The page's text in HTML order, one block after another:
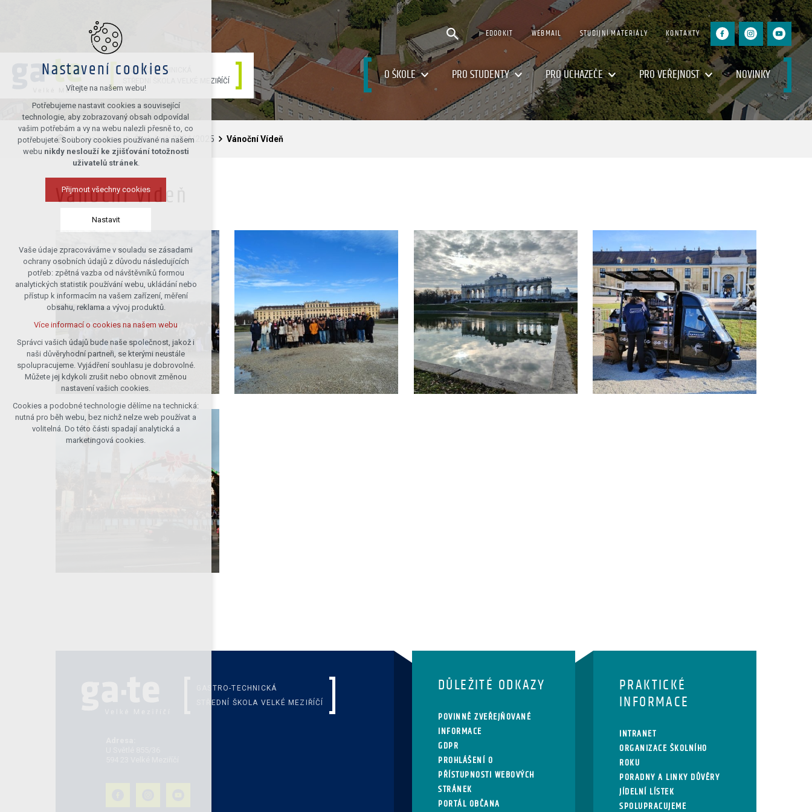
GASTRO-TECHNICKÁ
STŘEDNÍ ŠKOLA VELKÉ MEZIŘÍČÍ
EDOOKIT WEBMAIL STUDIJNÍ MATERIÁLY KONTAKTY
O ŠKOLE PRO STUDENTY PRO UCHAZEČE PRO VEŘEJNOST NOVINKY
Fotogalerie Školní rok 2024/2025 Vánoční Vídeň
Vánoční Vídeň
GASTRO-TECHNICKÁ
STŘEDNÍ ŠKOLA VELKÉ MEZIŘÍČÍ
DŮLEŽITÉ ODKAZY
POVINNĚ ZVEŘEJŇOVANÉ
INFORMACE
GDPR
PROHLÁŠENÍ O
PŘÍSTUPNOSTI WEBOVÝCH
STRÁNEK
PORTÁL OBČANA
PRAKTICKÉ
INFORMACE
INTRANET
ORGANIZACE ŠKOLNÍHO
ROKU
PORADNY A LINKY DŮVĚRY
JÍDELNÍ LÍSTEK
SPOLUPRACUJEME
Nastavení cookies
Vítejte na našem webu!
Potřebujeme nastavit cookies a související
technologie, aby zobrazovaný obsah odpovídal
vašim potřebám a vy na webu nalezli přesně to, co
potřebujete. Soubory cookies používané na našem
webu nikdy neslouží ke zjišťování totožnosti
uživatelů stránek.
Přijmout všechny cookies
Nastavit
Technická cookies
nutná pro provozování webu
udržení kontextu stránek (session):
případná přihlášení, volby jazyka, apod.
Volitelná cookies
analytická pro anonymizované
vyhodnocení návštěvnosti
marketingová cookies (Google)
Více informací o cookies na našem webu
Přijmout všechny cookies
Odmítnout vše
Vaše údaje zpracováváme v souladu se zásadami
ochrany osobních údajů z důvodu následujících
potřeb: zpětná vazba od návštěvníků formou
analytických statistik používání webu, ukládání nebo
přístup k informacím na vašem zařízení, měření
obsahu, reklama a vývoj produktů.
Více informací o cookies na našem webu
Správci vašich údajů bude naše společnost, jakož i
naši důvěryhodní partneři, se kterými neustále
spolupracujeme. Vyjádření souhlasu je dobrovolné.
Můžete jej kdykoli zrušit nebo obnovit změnou
nastavení vašich cookies.
Cookies a podobné technologie dělíme na technická:
nutná pro běh webu, bez nichž nelze web používat a
volitelná. Do této části spadají analytická a
marketingová cookies.